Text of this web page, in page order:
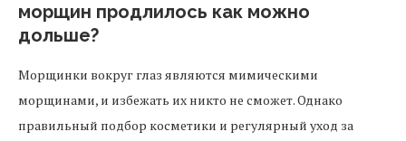
морщин продлилось как можно
дольше?
Морщинки вокруг глаз являются мимическими
морщинами, и избежать их никто не сможет. Однако
правильный подбор косметики и регулярный уход за